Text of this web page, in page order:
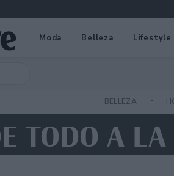
Moda Belleza Lifestyle
BELLEZA
TODO A